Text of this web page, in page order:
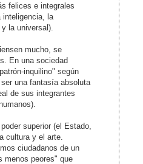
felices e integrales
inteligencia, la
la universal).
mucho, se
En una sociedad
inquilino" según
una fantasía absoluta
de sus integrantes
superior (el Estado,
cultura y el arte.
ciudadanos de un
menos peores" que